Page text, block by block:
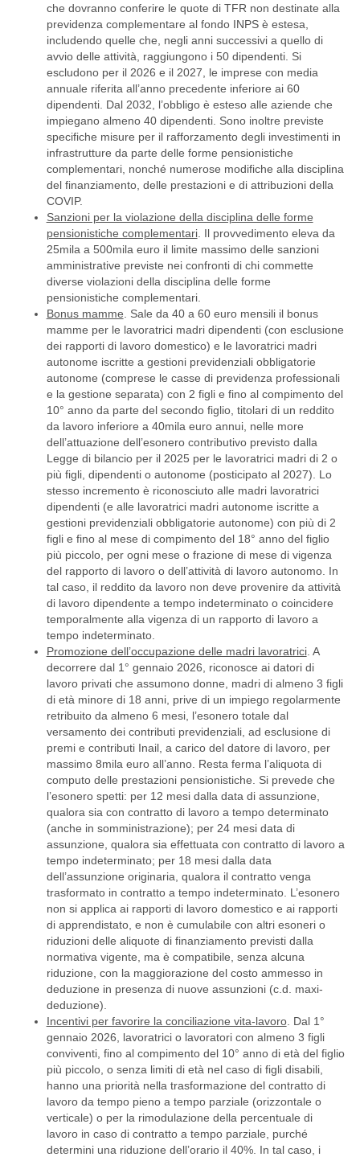
che dovranno conferire le quote di TFR non destinate alla
previdenza complementare al fondo INPS è estesa,
includendo quelle che, negli anni successivi a quello di
avvio delle attività, raggiungono i 50 dipendenti. Si
escludono per il 2026 e il 2027, le imprese con media
annuale riferita all’anno precedente inferiore ai 60
dipendenti. Dal 2032, l’obbligo è esteso alle aziende che
impiegano almeno 40 dipendenti. Sono inoltre previste
specifiche misure per il rafforzamento degli investimenti in
infrastrutture da parte delle forme pensionistiche
complementari, nonché numerose modifiche alla disciplina
del finanziamento, delle prestazioni e di attribuzioni della
COVIP.
Sanzioni per la violazione della disciplina delle forme
pensionistiche complementari. Il provvedimento eleva da
25mila a 500mila euro il limite massimo delle sanzioni
amministrative previste nei confronti di chi commette
diverse violazioni della disciplina delle forme
pensionistiche complementari.
Bonus mamme . Sale da 40 a 60 euro mensili il bonus
mamme per le lavoratrici madri dipendenti (con esclusione
dei rapporti di lavoro domestico) e le lavoratrici madri
autonome iscritte a gestioni previdenziali obbligatorie
autonome (comprese le casse di previdenza professionali
e la gestione separata) con 2 figli e fino al compimento del
10° anno da parte del secondo figlio, titolari di un reddito
da lavoro inferiore a 40mila euro annui, nelle more
dell’attuazione dell’esonero contributivo previsto dalla
Legge di bilancio per il 2025 per le lavoratrici madri di 2 o
più figli, dipendenti o autonome (posticipato al 2027). Lo
stesso incremento è riconosciuto alle madri lavoratrici
dipendenti (e alle lavoratrici madri autonome iscritte a
gestioni previdenziali obbligatorie autonome) con più di 2
figli e fino al mese di compimento del 18° anno del figlio
più piccolo, per ogni mese o frazione di mese di vigenza
del rapporto di lavoro o dell’attività di lavoro autonomo. In
tal caso, il reddito da lavoro non deve provenire da attività
di lavoro dipendente a tempo indeterminato o coincidere
temporalmente alla vigenza di un rapporto di lavoro a
tempo indeterminato.
Promozione dell’occupazione delle madri lavoratrici. A
decorrere dal 1° gennaio 2026, riconosce ai datori di
lavoro privati che assumono donne, madri di almeno 3 figli
di età minore di 18 anni, prive di un impiego regolarmente
retribuito da almeno 6 mesi, l’esonero totale dal
versamento dei contributi previdenziali, ad esclusione di
premi e contributi Inail, a carico del datore di lavoro, per
massimo 8mila euro all’anno. Resta ferma l’aliquota di
computo delle prestazioni pensionistiche. Si prevede che
l’esonero spetti: per 12 mesi dalla data di assunzione,
qualora sia con contratto di lavoro a tempo determinato
(anche in somministrazione); per 24 mesi data di
assunzione, qualora sia effettuata con contratto di lavoro a
tempo indeterminato; per 18 mesi dalla data
dell’assunzione originaria, qualora il contratto venga
trasformato in contratto a tempo indeterminato. L’esonero
non si applica ai rapporti di lavoro domestico e ai rapporti
di apprendistato, e non è cumulabile con altri esoneri o
riduzioni delle aliquote di finanziamento previsti dalla
normativa vigente, ma è compatibile, senza alcuna
riduzione, con la maggiorazione del costo ammesso in
deduzione in presenza di nuove assunzioni (c.d. maxi-
deduzione).
Incentivi per favorire la conciliazione vita-lavoro. Dal 1°
gennaio 2026, lavoratrici o lavoratori con almeno 3 figli
conviventi, fino al compimento del 10° anno di età del figlio
più piccolo, o senza limiti di età nel caso di figli disabili,
hanno una priorità nella trasformazione del contratto di
lavoro da tempo pieno a tempo parziale (orizzontale o
verticale) o per la rimodulazione della percentuale di
lavoro in caso di contratto a tempo parziale, purché
determini una riduzione dell’orario il 40%. In tal caso, i